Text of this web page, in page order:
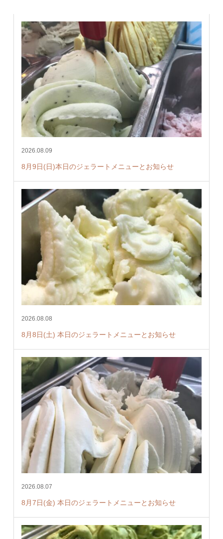
2026.08.09
8月9日(日)本日のジェラートメニューとお知らせ
2026.08.08
8月8日(土) 本日のジェラートメニューとお知らせ
2026.08.07
8月7日(金) 本日のジェラートメニューとお知らせ